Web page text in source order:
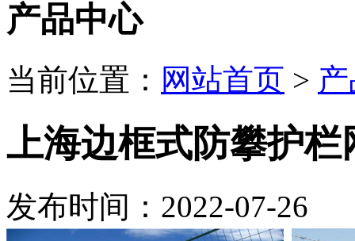
产品中心
当前位置： 网站首页 >
上海边框式防攀护栏
发布时间：2022-07-26